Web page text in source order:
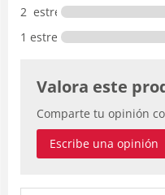
2 estrellas
1 estrella
Valora este
Comparte tu opinión
Escribe una opinión